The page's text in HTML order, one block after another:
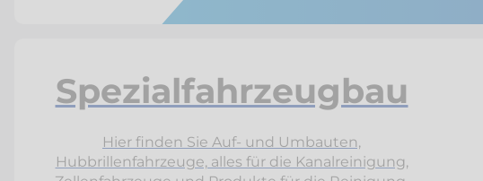
Spezialfahrzeugbau
Hier finden Sie Auf- und Umbauten,
Hubbrillenfahrzeuge, alles für die Kanalreinigung,